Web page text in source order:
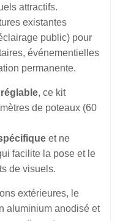
attractifs.
existantes
public) pour
événementielles
permanente.
, ce kit
de poteaux (60
et ne
facilite la pose et le
de visuels.
extérieures, le
aluminium anodisé et